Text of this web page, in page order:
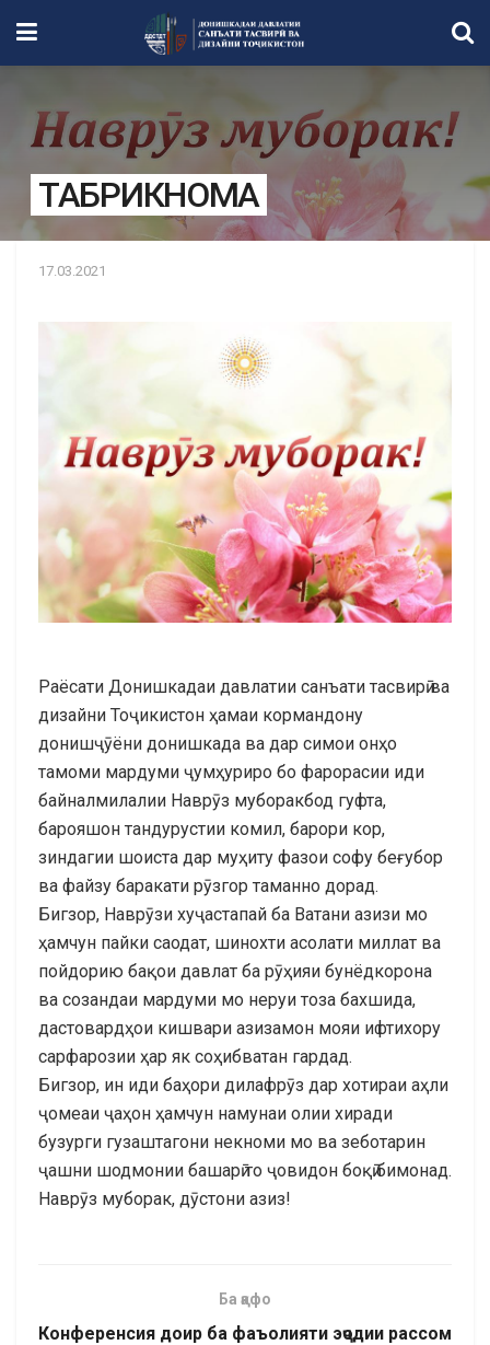
ТАБРИКНОМА
17.03.2021
Раёсати Донишкадаи давлатии санъати тасвирӣ ва
дизайни Тоҷикистон ҳамаи кормандону
донишҷӯёни донишкада ва дар симои онҳо
тамоми мардуми ҷумҳуриро бо фарорасии иди
байналмилалии Наврӯз муборакбод гуфта,
барояшон тандурустии комил, барори кор,
зиндагии шоиста дар муҳиту фазои софу беғубор
ва файзу баракати рӯзгор таманно дорад.
Бигзор, Наврӯзи хуҷастапай ба Ватани азизи мо
ҳамчун пайки саодат, шинохти асолати миллат ва
пойдорию бақои давлат ба рӯҳияи бунёдкорона
ва созандаи мардуми мо неруи тоза бахшида,
дастовардҳои кишвари азизамон мояи ифтихору
сарфарозии ҳар як соҳибватан гардад.
Бигзор, ин иди баҳори дилафрӯз дар хотираи аҳли
ҷомеаи ҷаҳон ҳамчун намунаи олии хиради
бузурги гузаштагони некноми мо ва зеботарин
ҷашни шодмонии башарӣ то ҷовидон боқӣ бимонад.
Наврӯз муборак, дӯстони азиз!
Ба қафо
Конференсия доир ба фаъолияти эҷодии рассом